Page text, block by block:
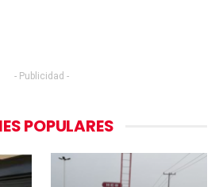
- Publicidad -
POPULARES